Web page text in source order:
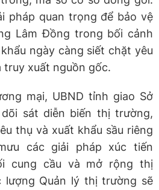
pháp quan trọng để bảo vệ
Lâm Đồng trong bối cảnh
ngày càng siết chặt yêu
truy xuất nguồn gốc.
mại, UBND tỉnh giao Sở
sát diễn biến thị trường,
thụ và xuất khẩu sầu riêng
các giải pháp xúc tiến
cung cầu và mở rộng thị
lượng Quản lý thị trường sẽ